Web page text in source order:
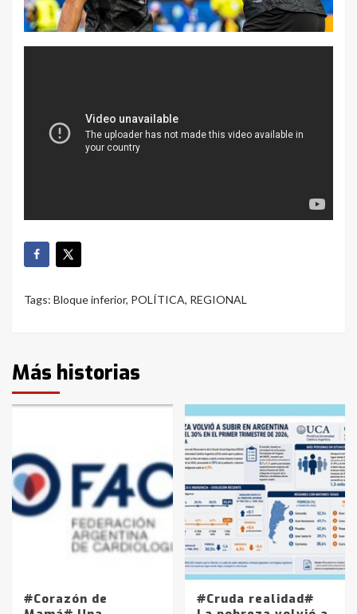
Tags: Bloque inferior, POLÍTICA, REGIONAL
Más historias
#Corazón de
#Cruda realidad#